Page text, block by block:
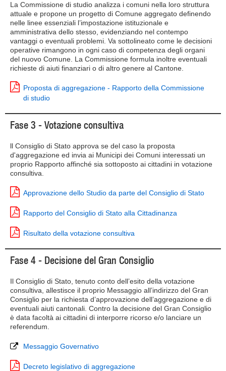
La Commissione di studio analizza i comuni nella loro struttura
attuale e propone un progetto di Comune aggregato definendo
nelle linee essenziali l’impostazione istituzionale e
amministrativa dello stesso, evidenziando nel contempo
vantaggi o eventuali problemi. Va sottolineato come le decisioni
operative rimangono in ogni caso di competenza degli organi
del nuovo Comune. La Commissione formula inoltre eventuali
richieste di aiuti finanziari o di altro genere al Cantone.
Proposta di aggregazione - Rapporto della Commissione
di studio
Fase 3 - Votazione consultiva
ll Consiglio di Stato approva se del caso la proposta
d'aggregazione ed invia ai Municipi dei Comuni interessati un
proprio Rapporto affinché sia sottoposto ai cittadini in votazione
consultiva.
Approvazione dello Studio da parte del Consiglio di Stato
Rapporto del Consiglio di Stato alla Cittadinanza
Risultato della votazione consultiva
Fase 4 - Decisione del Gran Consiglio
Il Consiglio di Stato, tenuto conto dell’esito della votazione
consultiva, allestisce il proprio Messaggio all’indirizzo del Gran
Consiglio per la richiesta d’approvazione dell’aggregazione e di
eventuali aiuti cantonali. Contro la decisione del Gran Consiglio
è data facoltà ai cittadini di interporre ricorso e/o lanciare un
referendum.
Messaggio Governativo
Decreto legislativo di aggregazione